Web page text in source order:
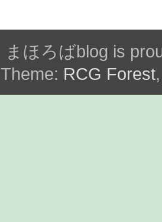
まほろばblog is
Theme: RCG Forest